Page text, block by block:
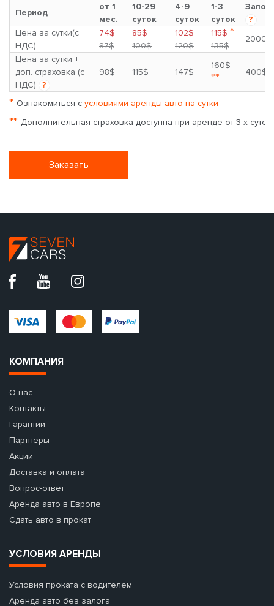
Период
от 1
мес.
10-29
суток
4-9
суток
1-3
суток
Залог
?
Цена за сутки(с
НДС)
74$
87$
85$
100$
102$
120$
115$ *
135$
2000$
Цена за сутки +
доп. страховка (с
НДС)
?
98$ 115$ 147$
160$
** 400$
* Ознакомиться с условиями аренды авто на сутки
** Дополнительная страховка доступна при аренде от 3-х суток
Заказать
КОМПАНИЯ
О нас
Контакты
Гарантии
Партнеры
Акции
Доставка и оплата
Вопрос-ответ
Аренда авто в Европе
Сдать авто в прокат
УСЛОВИЯ АРЕНДЫ
Условия проката с водителем
Аренда авто без залога